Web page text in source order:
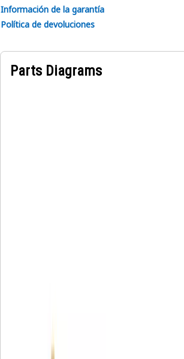
Información de la garantía
Política de devoluciones
Parts Diagrams